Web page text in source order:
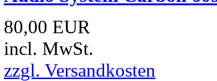
80,00 EUR
incl. MwSt.
zzgl. Versandkosten